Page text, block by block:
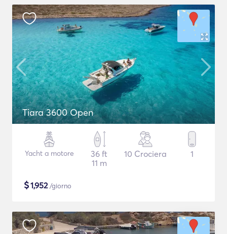
Tiara 3600 Open
Yacht a motore
36 ft
11 m
10 Crociera 1
$1,952/giorno